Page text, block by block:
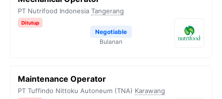
PT Nutrifood Indonesia Tangerang
Ditutup
Negotiable
Bulanan
Maintenance Operator
PT Tuffindo Nittoku Autoneum (TNA) Karawang